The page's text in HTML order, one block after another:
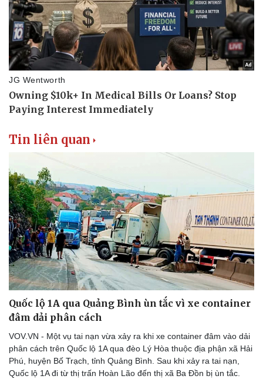
Tin liên quan
Quốc lộ 1A qua Quảng Bình ùn tắc vì xe container
đâm dải phân cách
VOV.VN - Một vụ tai nạn vừa xảy ra khi xe container đâm vào dải
phân cách trên Quốc lộ 1A qua đèo Lý Hòa thuộc địa phận xã Hải
Phú, huyện Bố Trạch, tỉnh Quảng Bình. Sau khi xảy ra tai nạn,
Quốc lộ 1A đi từ thị trấn Hoàn Lão đến thị xã Ba Đồn bị ùn tắc.